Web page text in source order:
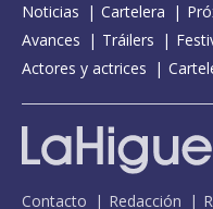
Noticias Cartelera
Avances
Tráilers
Actores y actrices
Contacto Redacción